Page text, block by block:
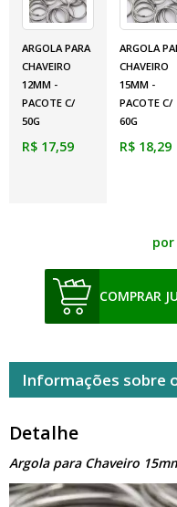
ARGOLA PARA
CHAVEIRO
12MM -
PACOTE C/
50G
R$ 17,59
ARGOLA
CHAVEIRO
15MM -
PACOTE C/
60G
R$ 18,29
por
COMPRAR
Informações sobre
Detalhe
Argola para Chaveiro